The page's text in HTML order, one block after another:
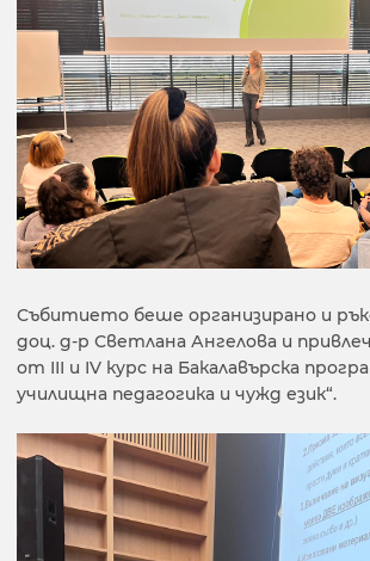
Събитието беше организирано и
доц. д-р Светлана Ангелова и
от ІІІ и ІV курс на Бакалавърска
училищна педагогика и чужд език“.